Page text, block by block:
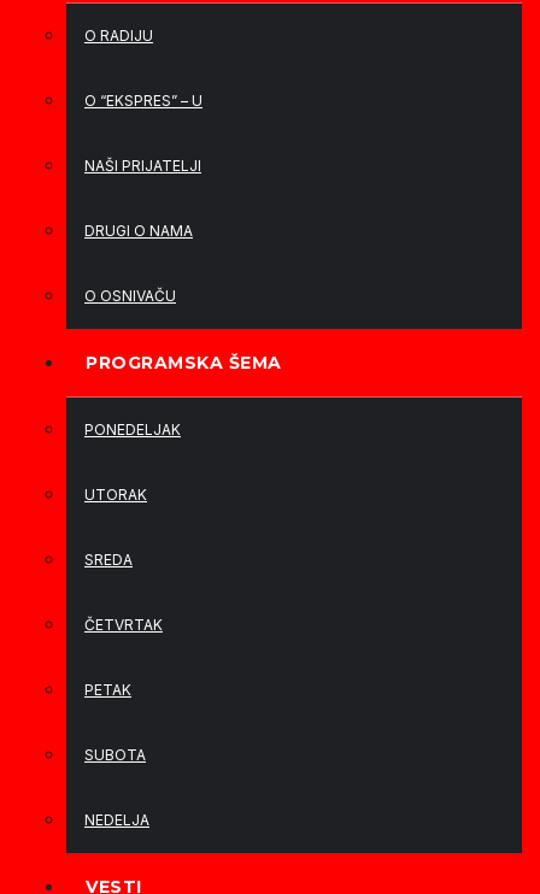
O RADIJU
O “EKSPRES” – U
NAŠI PRIJATELJI
DRUGI O NAMA
O OSNIVAČU
PROGRAMSKA ŠEMA
PONEDELJAK
UTORAK
SREDA
ČETVRTAK
PETAK
SUBOTA
NEDELJA
VESTI